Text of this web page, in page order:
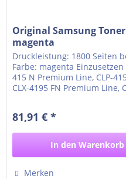
Original Samsung Toner
magenta
Druckleistung: 1800 Seiten
Farbe: magenta Einzusetzen
415 N Premium Line, CLP-
CLX-4195 FN Premium Line,
C1860 fw, Xpress C1860 fw
81,91 € *
In den Warenkorb
Merken